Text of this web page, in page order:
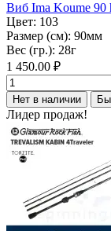
Виб Ima Koume 90
Цвет: 103
Размер (см): 90мм
Вес (гр.): 28г
1 450.00 ₽
Нет в наличии
Лидер продаж!